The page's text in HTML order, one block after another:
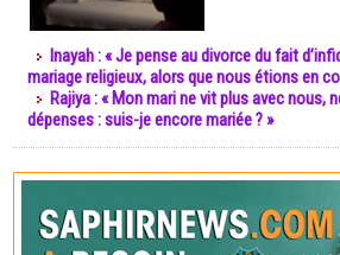
Inayah : « Je pense au divorce du fait
mariage religieux, alors que nous étions en
Rajiya : « Mon mari ne vit plus avec nous,
dépenses : suis-je encore mariée ? »